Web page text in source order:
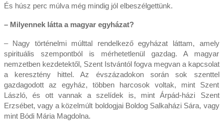
És húsz perc múlva még mindig jól elbeszélgettünk.
– Milyennek látta a magyar egyházat?
– Nagy történelmi múlttal rendelkező egyházat láttam, amely
spirituális szempontból is mérhetetlenül gazdag. A magyar
nemzetben kezdetektől, Szent Istvántól fogva megvan a kapcsolat
a keresztény hittel. Az évszázadokon során sok szenttel
gazdagodott az egyház, többen harcosok voltak, mint Szent
László, és ott vannak a szelídek is, mint Árpád-házi Szent
Erzsébet, vagy a közelmúlt boldogjai Boldog Salkaházi Sára, vagy
mint Bódi Mária Magdolna.